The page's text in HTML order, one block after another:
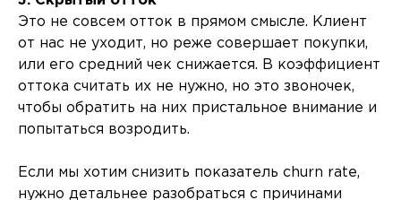
Это не совсем отток в прямом смысле. Клиент
от нас не уходит, но реже совершает покупки,
или его средний чек снижается. В коэффициент
оттока считать их не нужно, но это звоночек,
чтобы обратить на них пристальное внимание и
попытаться возродить.
Если мы хотим снизить показатель churn rate,
нужно детальнее разобраться с причинами